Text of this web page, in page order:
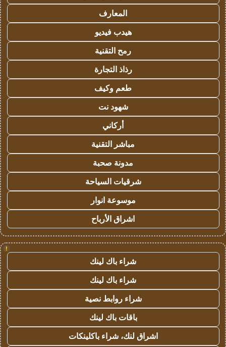
المعارف
هيدب فيديو
رمح التقنية
رذاذ التجارة
طعم وكيف
شهود نت
أركاني
مباشر التقنية
مدونة صحبة
شرقيات السياحة
موسوعة انوار
اشراق الأرباح
!
شراء باك لينك
شراء باك لينك
شراء روابط نصية
باقات باك لينك
اشراق لنك، شراء باكلينكات